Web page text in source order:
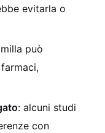
evitarla o
può
: alcuni studi
con